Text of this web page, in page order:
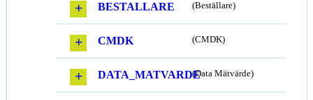
BESTALLARE (Beställare)
CMDK (CMDK)
DATA_MATVARDE(Data Mätvärde)